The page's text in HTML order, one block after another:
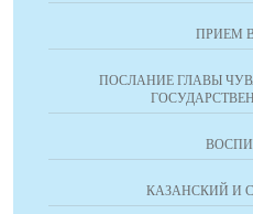
ПРИЕМ
ПОСЛАНИЕ ГЛАВЫ
КАЗАНСКИЙ И